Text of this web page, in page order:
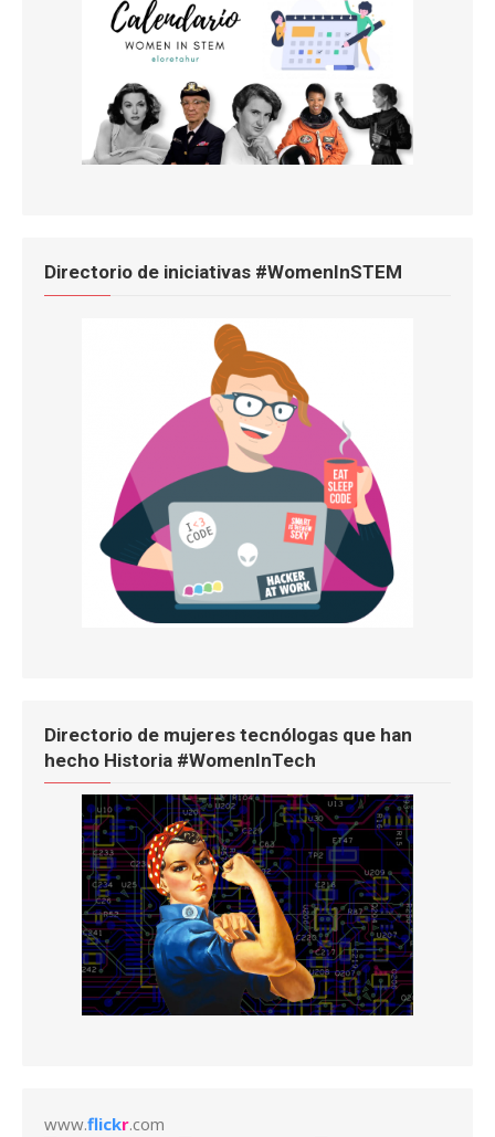
Directorio de iniciativas #WomenInSTEM
Directorio de mujeres tecnólogas que han
hecho Historia #WomenInTech
www.flickr.com